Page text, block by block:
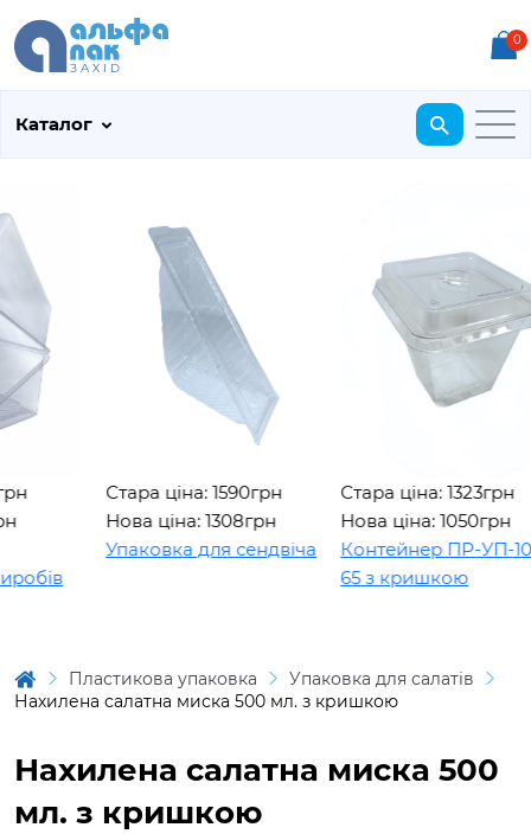
0
Каталог
Стара ціна: 1590грн
Нова ціна: 1308грн
Упаковка для сендвіча
Стара ціна: 1323грн
Нова ціна: 1050грн
Контейнер ПР-УП-109
65 з кришкою
Пластикова упаковка
Упаковка для салатів
Нахилена салатна миска 500 мл. з кришкою
Нахилена салатна миска 500
мл. з кришкою